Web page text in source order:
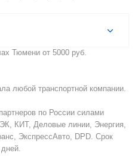
Тюмени от 5000 руб.
любой транспортной компании.
по России силами
КИТ, Деловые линии, Энергия,
ЭкспрессАвто, DPD. Срок